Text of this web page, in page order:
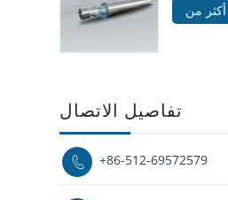
أكثر من
تفاصيل الاتصال
 +86-512-69572579